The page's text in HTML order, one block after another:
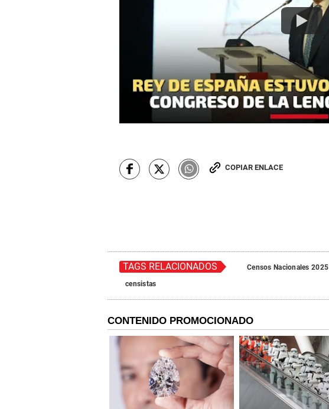
COPIAR ENLACE
TAGS RELACIONADOS Censos Nacionales 2025
censistas